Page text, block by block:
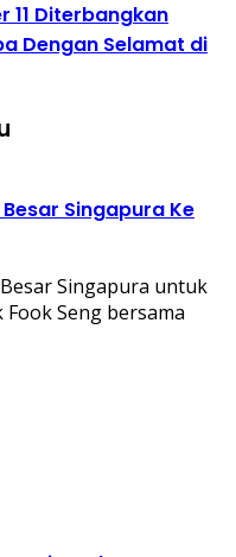
11 Diterbangkan
Dengan Selamat di
Singapura Ke
Singapura untuk
Fook Seng bersama